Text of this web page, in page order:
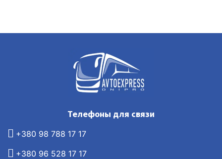
Телефоны для связи
+380 98 788 17 17
+380 96 528 17 17